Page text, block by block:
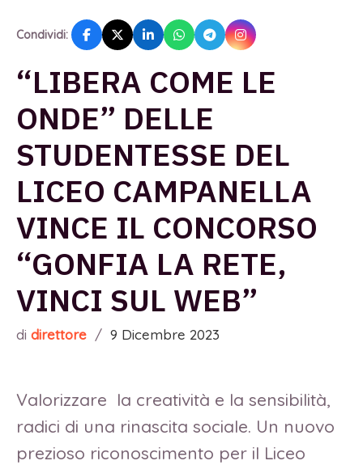
Condividi:
“LIBERA COME LE
ONDE” DELLE
STUDENTESSE DEL
LICEO CAMPANELLA
VINCE IL CONCORSO
“GONFIA LA RETE,
VINCI SUL WEB”
di direttore / 9 Dicembre 2023
Valorizzare la creatività e la sensibilità,
radici di una rinascita sociale. Un nuovo
prezioso riconoscimento per il Liceo